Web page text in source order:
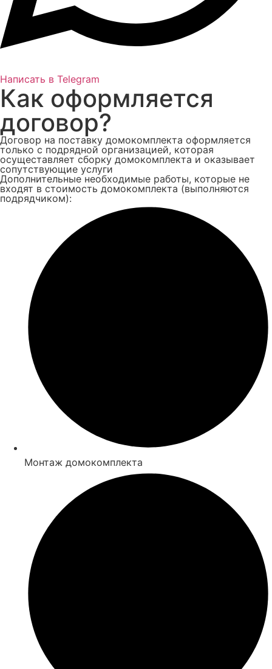
Написать в Telegram
Как оформляется
договор?
Договор на поставку домокомплекта оформляется
только с подрядной организацией, которая
осущеставляет сборку домокомплекта и оказывает
сопутствующие услуги
Дополнительные необходимые работы, которые не
входят в стоимость домокомплекта (выполняются
подрядчиком):
Монтаж домокомплекта